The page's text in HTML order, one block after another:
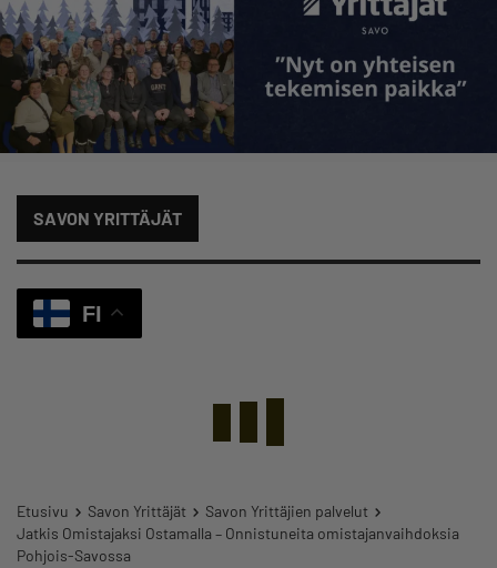
SAVON YRITTÄJÄT
FI
Etusivu Savon Yrittäjät
Savon Yrittäjien palvelut
Jatkis Omistajaksi Ostamalla – Onnistuneita omistajanvaihdoksia
Pohjois-Savossa